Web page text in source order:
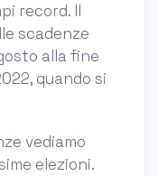
record. Il
scadenze
alla fine
quando si
vediamo
elezioni.